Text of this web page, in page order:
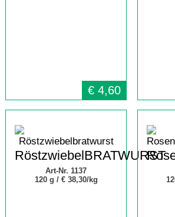
€ 4,60
RöstzwiebelBRATWURST
Art-Nr. 1137
120 g / € 38,30/kg